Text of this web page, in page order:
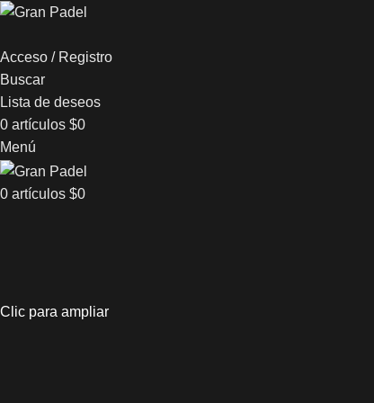
Acceso / Registro
Buscar
Lista de deseos
0 artículos $0
Menú
0 artículos $0
Clic para ampliar